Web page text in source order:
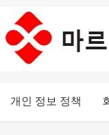
content
개인 정보 정책